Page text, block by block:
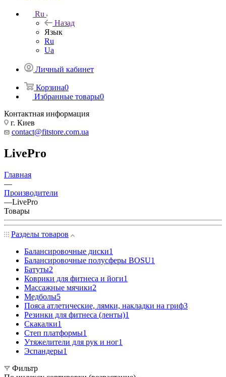
Ru
Назад
Язык
Ru
Ua
Личный кабинет
Корзина0
Избранные товары0
Контактная информация
г. Киев
contact@fitstore.com.ua
LivePro
Главная
—
Производители
—LivePro
Товары
Разделы товаров
Балансировочные диски1
Балансировочные полусферы BOSU1
Батуты2
Коврики для фитнеса и йоги1
Массажные мячики2
Медболы5
Пояса атлетические, лямки, накладки на гриф3
Резинки для фитнеса (ленты)1
Скакалки1
Степ платформы1
Утяжелители для рук и ног1
Эспандеры1
Фильтр